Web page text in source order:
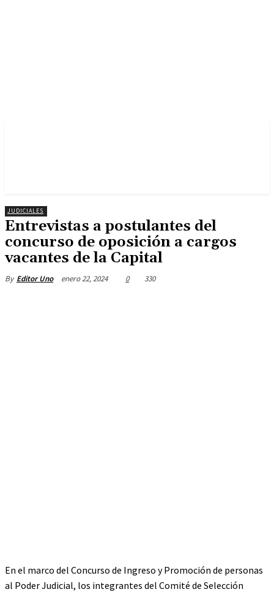
JUDICIALES
Entrevistas a postulantes del
concurso de oposición a cargos
vacantes de la Capital
By Editor Uno enero 22, 2024 0 330
En el marco del Concurso de Ingreso y Promoción de personas
al Poder Judicial, los integrantes del Comité de Selección